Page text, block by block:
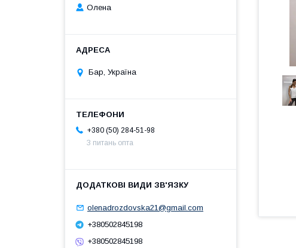
Олена
Бар, Україна
+380 (50) 284-51-98
З питань опта
olenadrozdovska21@gmail.com
+380502845198
+380502845198